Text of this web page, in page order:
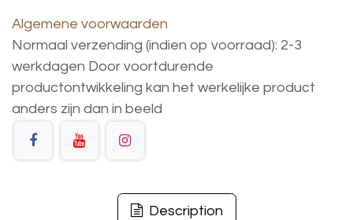
Algemene voorwaarden
Normaal verzending (indien op voorraad): 2-3
werkdagen Door voortdurende
productontwikkeling kan het werkelijke product
anders zijn dan in beeld
Description